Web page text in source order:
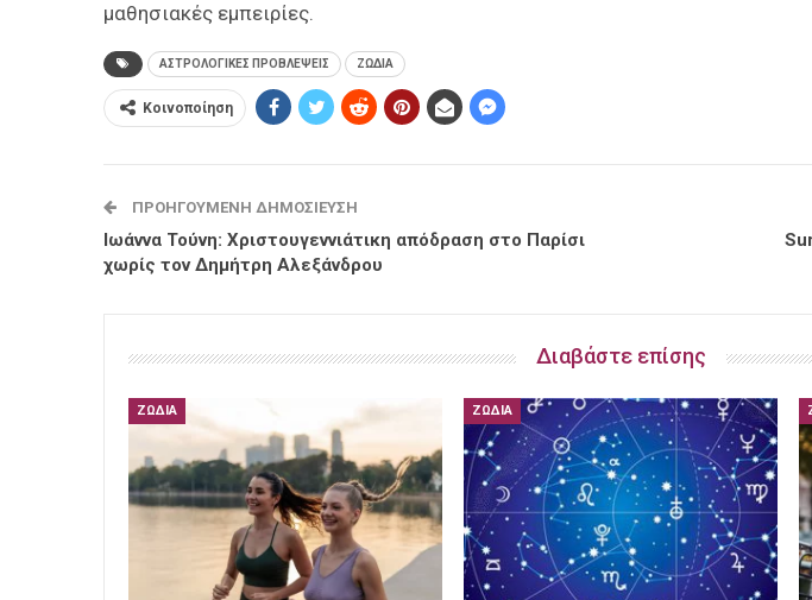
μαθησιακές εμπειρίες.
ΑΣΤΡΟΛΟΓΙΚΕΣ ΠΡΟΒΛΕΨΕΙΣ ΖΩΔΙΑ
Κοινοποίηση
ΠΡΟΗΓΟΎΜΕΝΗ ΔΗΜΟΣΊΕΥΣΗ
Ιωάννα Τούνη: Χριστουγεννιάτικη απόδραση στο Παρίσι
χωρίς τον Δημήτρη Αλεξάνδρου
Διαβάστε επίσης
ΖΏΔΙΑ ΖΏΔΙΑ